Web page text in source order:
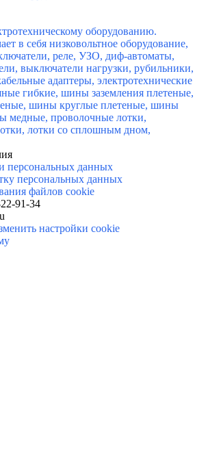
оборудованию.
в себя низковольтное оборудование,
реле, УЗО, диф-автоматы,
выключатели нагрузки, рубильники,
адаптеры, электротехнические
гибкие, шины заземления плетеные,
шины круглые плетеные, шины
медные, проволочные лотки,
лотки со сплошным дном,
персональных данных
персональных данных
файлов cookie
91-34
настройки cookie